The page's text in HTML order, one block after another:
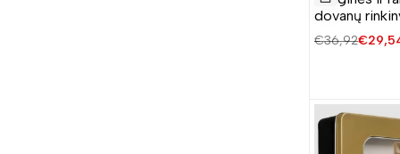
sąrašą
Į krepšelį
dovanų
Įprasta
€36,92